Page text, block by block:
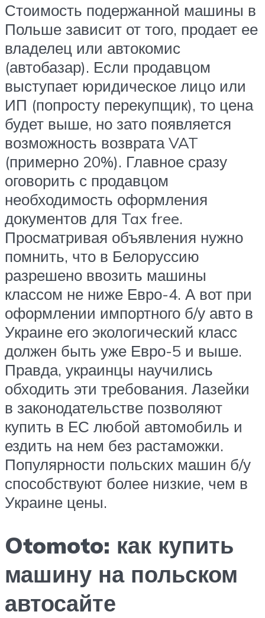
Стоимость подержанной машины в
Польше зависит от того, продает ее
владелец или автокомис
(автобазар). Если продавцом
выступает юридическое лицо или
ИП (попросту перекупщик), то цена
будет выше, но зато появляется
возможность возврата VAT
(примерно 20%). Главное сразу
оговорить с продавцом
необходимость оформления
документов для Tax free.
Просматривая объявления нужно
помнить, что в Белоруссию
разрешено ввозить машины
классом не ниже Евро-4. А вот при
оформлении импортного б/у авто в
Украине его экологический класс
должен быть уже Евро-5 и выше.
Правда, украинцы научились
обходить эти требования. Лазейки
в законодательстве позволяют
купить в ЕС любой автомобиль и
ездить на нем без растаможки.
Популярности польских машин б/у
способствуют более низкие, чем в
Украине цены.
Otomoto: как купить
машину на польском
автосайте